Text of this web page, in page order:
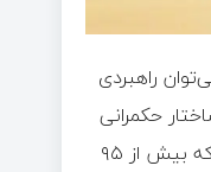
راهبردی
حکمرانی
و قانون اساسی جستجو کرد. جایی که گفته شده اقتصاد وسیله است، نه هدف. در حال حاضر می‌توان گفت که بیش از ۹۵